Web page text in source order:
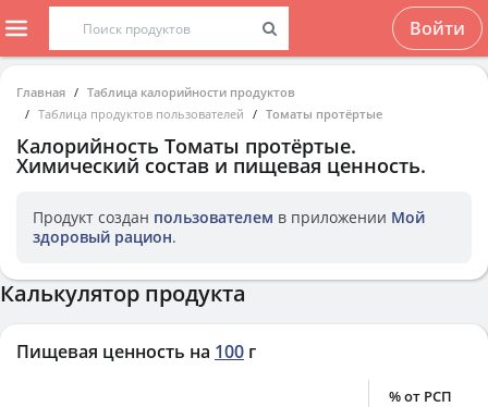
Войти
Главная
Таблица калорийности продуктов
Таблица продуктов пользователей
Томаты протëртые
Калорийность Томаты протëртые.
Химический состав и пищевая ценность.
Продукт создан пользователем в приложении Мой
здоровый рацион.
Калькулятор продукта
Пищевая ценность на 100 г
% от РСП